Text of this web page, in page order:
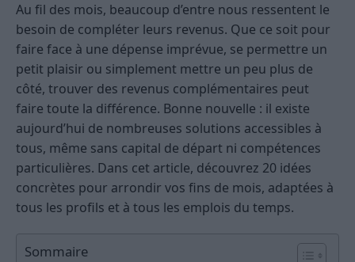
Au fil des mois, beaucoup d’entre nous ressentent le
besoin de compléter leurs revenus. Que ce soit pour
faire face à une dépense imprévue, se permettre un
petit plaisir ou simplement mettre un peu plus de
côté, trouver des revenus complémentaires peut
faire toute la différence. Bonne nouvelle : il existe
aujourd’hui de nombreuses solutions accessibles à
tous, même sans capital de départ ni compétences
particulières. Dans cet article, découvrez 20 idées
concrètes pour arrondir vos fins de mois, adaptées à
tous les profils et à tous les emplois du temps.
Sommaire